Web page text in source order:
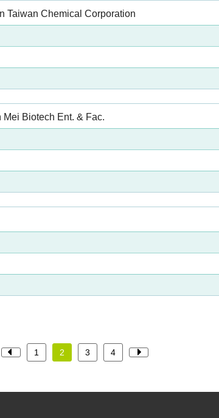
Taiwan Chemical Corporation
Biotech Ent. & Fac.
1 2 3 4